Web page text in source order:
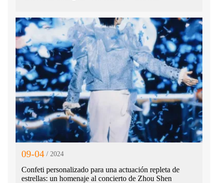
09-04 / 2024
Confeti personalizado para una actuación repleta de
estrellas: un homenaje al concierto de Zhou Shen